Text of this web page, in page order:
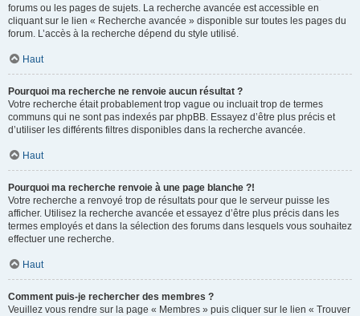
forums ou les pages de sujets. La recherche avancée est accessible en
cliquant sur le lien « Recherche avancée » disponible sur toutes les pages du
forum. L’accès à la recherche dépend du style utilisé.
Haut
Pourquoi ma recherche ne renvoie aucun résultat ?
Votre recherche était probablement trop vague ou incluait trop de termes
communs qui ne sont pas indexés par phpBB. Essayez d’être plus précis et
d’utiliser les différents filtres disponibles dans la recherche avancée.
Haut
Pourquoi ma recherche renvoie à une page blanche ?!
Votre recherche a renvoyé trop de résultats pour que le serveur puisse les
afficher. Utilisez la recherche avancée et essayez d’être plus précis dans les
termes employés et dans la sélection des forums dans lesquels vous souhaitez
effectuer une recherche.
Haut
Comment puis-je rechercher des membres ?
Veuillez vous rendre sur la page « Membres » puis cliquer sur le lien « Trouver